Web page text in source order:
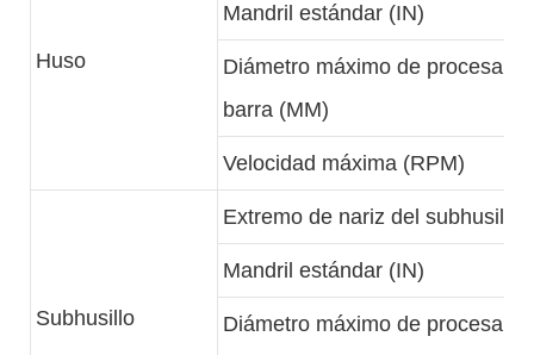
Huso
Mandril estándar (IN)
Diámetro máximo de
barra (MM)
Velocidad máxima (RPM)
Subhusillo
Extremo de nariz del subhusillo
Mandril estándar (IN)
Diámetro máximo de